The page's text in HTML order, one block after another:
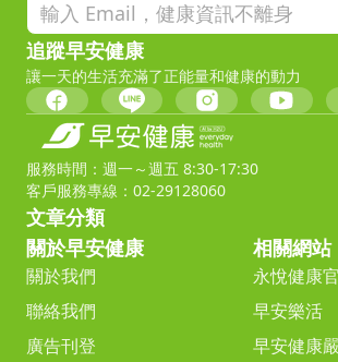
追蹤早安健康
讓一天的生活充滿了正能量和健康的動力
服務時間：週一～週五 8:30-17:30
客戶服務專線：02-29128060
文章分類
關於早安健康
關於我們
聯絡我們
廣告刊登
相關網站
永悅健康
早安樂活
早安健康